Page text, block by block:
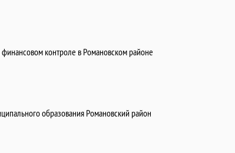
контроле в Романовском районе
образования Романовский район